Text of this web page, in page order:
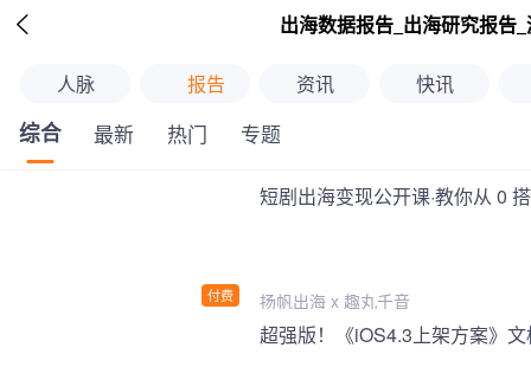
 出海数据报告_出海研究报告
人脉 报告 资讯 快讯
综合 最新 热门 专题
付费
短剧出海变现公开课·教你从 0
扬帆出海 x 趣丸千音